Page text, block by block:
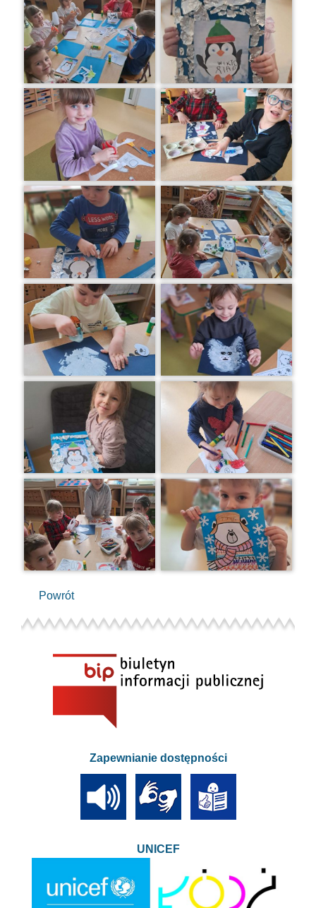
Powrót
Zapewnianie dostępności
UNICEF